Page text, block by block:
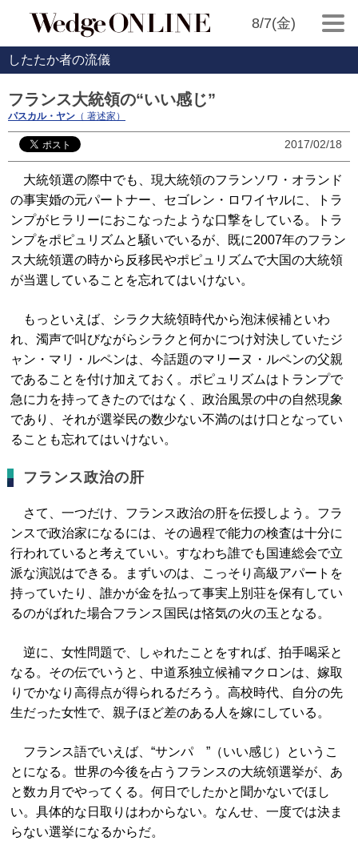
8/7(金)
したたか者の流儀
フランス大統領の“いい感じ”
パスカル・ヤン （ 著述家）
2017/02/18
大統領選の際中でも、現大統領のフランソワ・オランド
の事実婚の元パートナー、セゴレン・ロワイヤルに、トラ
ンプがヒラリーにおこなったような口撃をしている。トラ
ンプをポピュリズムと騒いでいるが、既に2007年のフラン
ス大統領選の時から反移民やポピュリズムで大国の大統領
が当選していることを忘れてはいけない。
もっといえば、シラク大統領時代から泡沫候補といわ
れ、濁声で叫びながらシラクと何かにつけ対決していたジ
ャン・マリ・ルペンは、今話題のマリーヌ・ルペンの父親
であることを付け加えておく。ポピュリズムはトランプで
急に力を持ってきたのではなく、政治風景の中の自然現象
であり、それが選挙民の数少ない不満のはけ口となってい
ることも忘れてはいけない。
フランス政治の肝
さて、一つだけ、フランス政治の肝を伝授しよう。フラ
ンスで政治家になるには、その過程で能力の検査は十分に
行われていると考えていい。すなわち誰でも国連総会で立
派な演説はできる。まずいのは、こっそり高級アパートを
持っていたり、誰かが金を払って事実上別荘を保有してい
るのがばれた場合フランス国民は悋気の火の玉となる。
逆に、女性問題で、しゃれたことをすれば、拍手喝采と
なる。その伝でいうと、中道系独立候補マクロンは、嫁取
りでかなり高得点が得られるだろう。高校時代、自分の先
生だった女性で、親子ほど差のある人を嫁にしている。
フランス語でいえば、“サンパ ”（いい感じ）というこ
とになる。世界の今後を占うフランスの大統領選挙が、あ
と数カ月でやってくる。何日でしたかと聞かないでほし
い。具体的な日取りはわからない。なんせ、一度では決ま
らない選挙になるからだ。